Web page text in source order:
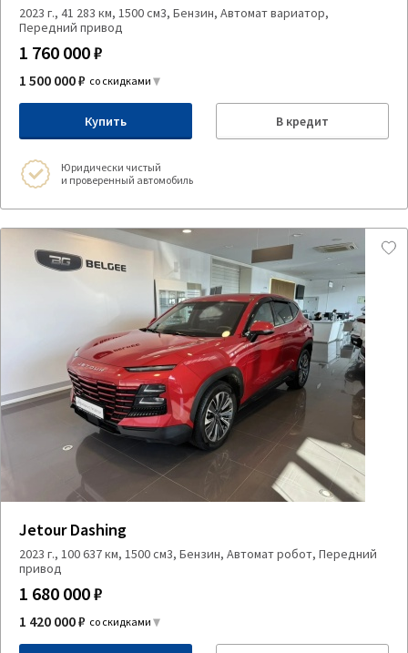
2023 г., 41 283 км, 1500 см3, Бензин, Автомат вариатор,
Передний привод
1 760 000 ₽
1 500 000 ₽ со скидками
Купить В кредит
Юридически чистый
и проверенный автомобиль
Jetour Dashing
2023 г., 100 637 км, 1500 см3, Бензин, Автомат робот, Передний
привод
1 680 000 ₽
1 420 000 ₽ со скидками